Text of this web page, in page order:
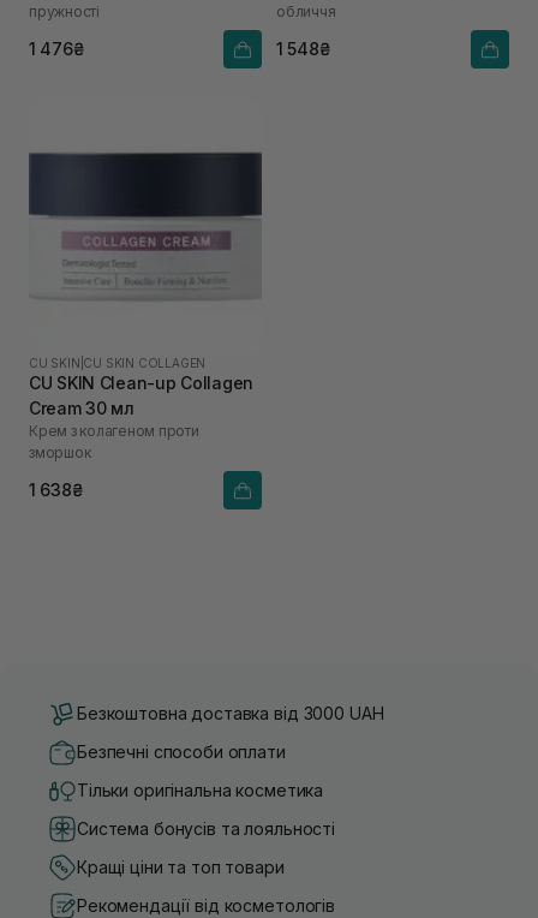
пружності
1 476₴
обличчя
1 548₴
CU SKIN CU SKIN COLLAGEN
CU SKIN Clean-up Collagen
Cream 30 мл
Крем з колагеном проти
зморшок
1 638₴
Безкоштовна доставка від 3000 UAH
Безпечні способи оплати
Тільки оригінальна косметика
Система бонусів та лояльності
Кращі ціни та топ товари
Рекомендації від косметологів